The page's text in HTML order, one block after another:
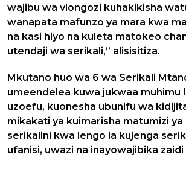
wajibu wa viongozi kuhakikisha
wanapata mafunzo ya mara kwa
na kasi hiyo na kuleta matokeo
utendaji wa serikali,” alisisitiza.
Mkutano huo wa 6 wa Serikali
umeendelea kuwa jukwaa muhimu
uzoefu, kuonesha ubunifu wa
mikakati ya kuimarisha matumizi ya
serikalini kwa lengo la kujenga
ufanisi, uwazi na inayowajibika